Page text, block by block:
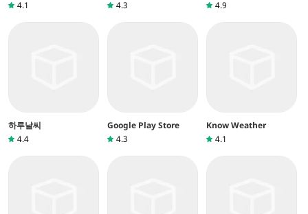
4.1
4.3
4.9
하루날씨
4.4
Google Play Store
4.3
Know Weather
4.1